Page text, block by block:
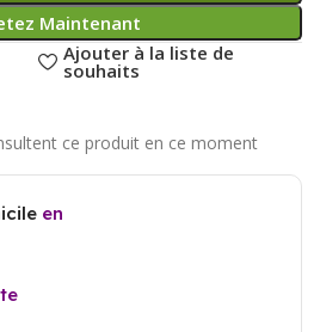
Maintenant
Ajouter à la liste de
souhaits
en